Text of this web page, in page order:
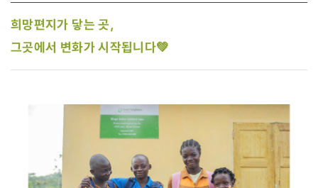
희망편지가 닿는 곳,
그곳에서 변화가 시작됩니다💚